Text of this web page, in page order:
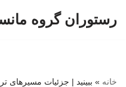
رستوران گروه
خانه » ببینید | جزئیات مسیرهای